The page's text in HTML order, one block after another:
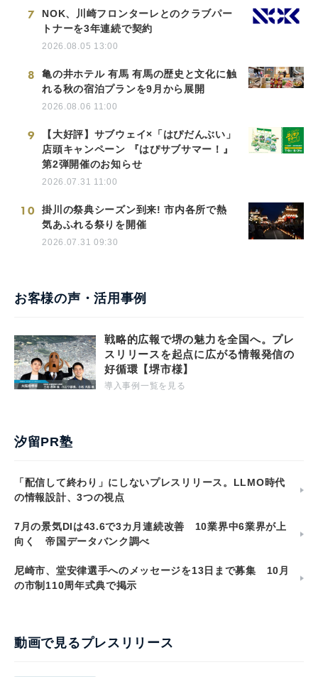
7
NOK、川崎フロンターレとのクラブパー
トナーを3年連続で契約
2026.08.05 13:00
8
亀の井ホテル 有馬 有馬の歴史と文化に触
れる秋の宿泊プランを9月から展開
2026.08.06 11:00
9
【大好評】サブウェイ×「はぴだんぶい」
店頭キャンペーン 『はぴサブサマー！』
第2弾開催のお知らせ
2026.07.31 11:00
10
掛川の祭典シーズン到来! 市内各所で熱
気あふれる祭りを開催
2026.07.31 09:30
お客様の声・活用事例
戦略的広報で堺の魅力を全国へ。プレ
スリリースを起点に広がる情報発信の
好循環【堺市様】
導入事例一覧を見る
汐留PR塾
「配信して終わり」にしないプレスリリース。LLMO時代
の情報設計、3つの視点
7月の景気DIは43.6で3カ月連続改善 10業界中6業界が上
向く 帝国データバンク調べ
尼崎市、堂安律選手へのメッセージを13日まで募集 10月
の市制110周年式典で掲示
動画で見るプレスリリース